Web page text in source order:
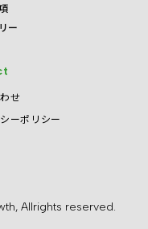
ー
せ
ーポリシー
Allrights reserved.